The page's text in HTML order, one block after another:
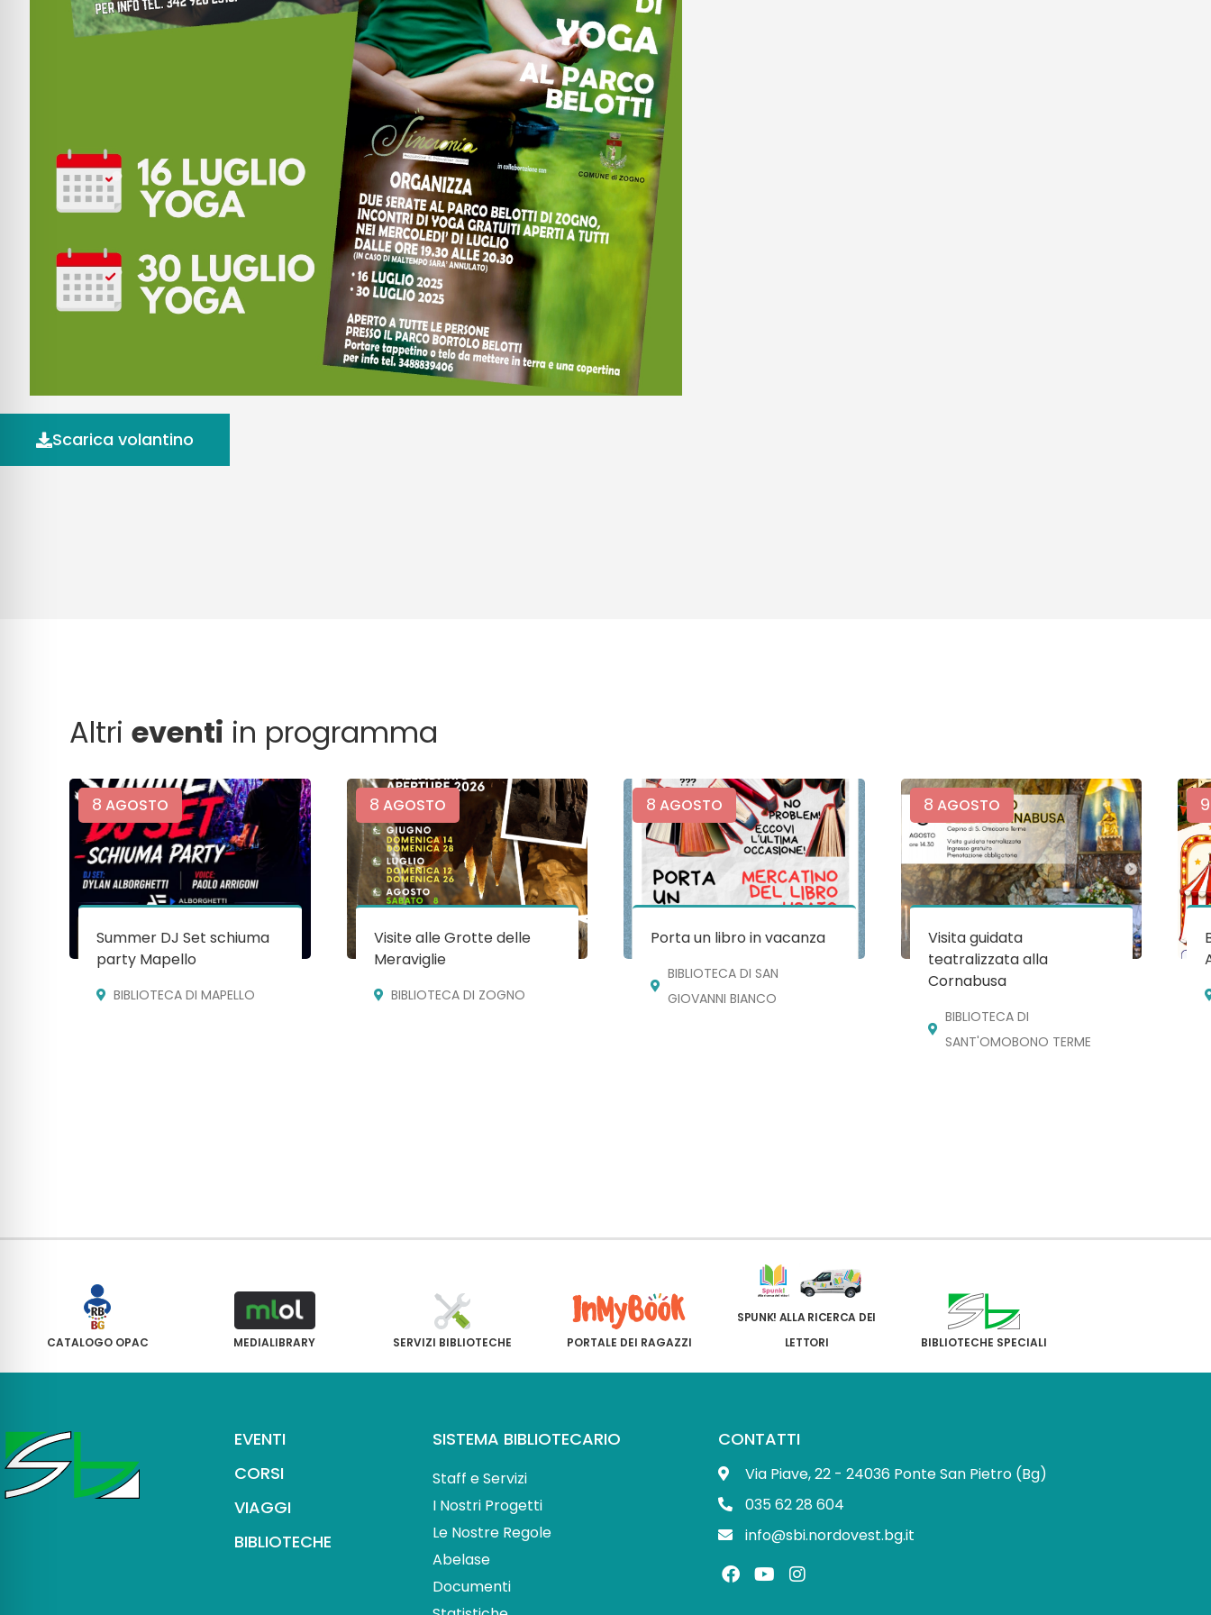
Scarica volantino
Altrieventi in programma
8 AGOSTO
Summer DJ Set schiuma
party Mapello
BIBLIOTECA DI MAPELLO
8 AGOSTO
Visite alle Grotte delle
Meraviglie
BIBLIOTECA DI ZOGNO
8 AGOSTO
Porta un libro in vacanza
BIBLIOTECA DI SAN
GIOVANNI BIANCO
8 AGOSTO
Visita guidata
teatralizzata alla
Cornabusa
BIBLIOTECA DI
SANT'OMOBONO TERME
9
CATALOGO OPAC MEDIALIBRARY SERVIZI BIBLIOTECHE PORTALE DEI RAGAZZI
SPUNK! ALLA RICERCA DEI
LETTORI
BIBLIOTECHE SPECIALI
EVENTI
CORSI
VIAGGI
BIBLIOTECHE
SISTEMA BIBLIOTECARIO
Staff e Servizi
I Nostri Progetti
Le Nostre Regole
Abelase
Documenti
CONTATTI
Via Piave, 22 - 24036 Ponte San Pietro (Bg)
035 62 28 604
info@sbi.nordovest.bg.it
F
a
Y
o
I
n